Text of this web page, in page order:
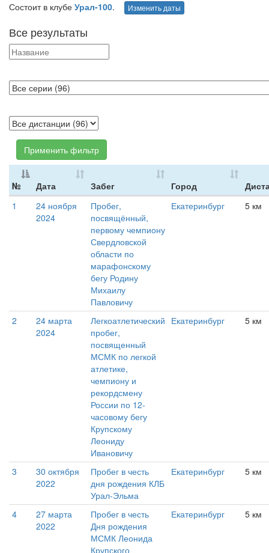
Состоит в клубе Урал-100. Изменить даты
Все результаты
Применить фильтр
№ Дата Забег Город
1
24 ноября
2024
Пробег,
посвящённый,
первому чемпиону
Свердловской
области по
марафонскому
бегу Родину
Михаилу
Павловичу
Екатеринбург 5 км
2
24 марта
2024
Легкоатлетический
пробег,
посвященный
МСМК по легкой
атлетике,
чемпиону и
рекордсмену
России по 12-
часовому бегу
Крупскому
Леониду
Ивановичу
Екатеринбург 5 км
3
30 октября
2022
Пробег в честь
дня рождения КЛБ
Урал-Эльма
Екатеринбург 5 км
4
27 марта
2022
Пробег в честь
Дня рождения
МСМК Леонида
Крупского
Екатеринбург 5 км